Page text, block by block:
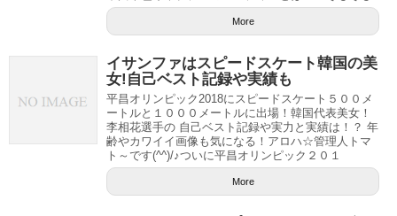
More
イサンファはスピードスケート韓国の美
女!自己ベスト記録や実績も
平昌オリンピック2018にスピードスケート５００メ
ートルと１０００メートルに出場！韓国代表美女！
李相花選手の 自己ベスト記録や実力と実績は！？ 年
齢やカワイイ画像も気になる！アロハ☆管理人トマ
ト～です(^^)/♪ついに平昌オリンピック２０１
More